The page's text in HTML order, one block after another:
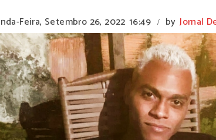
Feira, Setembro 26, 2022 16:49 / by Jornal